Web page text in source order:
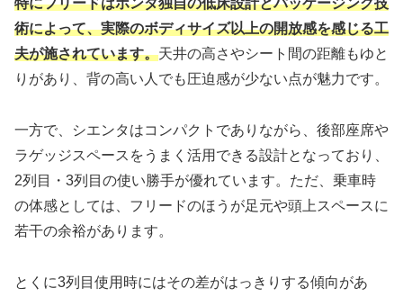
特にフリードはホンダ独自の低床設計とパッケージング技
術によって、実際のボディサイズ以上の開放感を感じる工
夫が施されています。天井の高さやシート間の距離もゆと
りがあり、背の高い人でも圧迫感が少ない点が魅力です。
一方で、シエンタはコンパクトでありながら、後部座席や
ラゲッジスペースをうまく活用できる設計となっており、
2列目・3列目の使い勝手が優れています。ただ、乗車時
の体感としては、フリードのほうが足元や頭上スペースに
若干の余裕があります。
とくに3列目使用時にはその差がはっきりする傾向があ